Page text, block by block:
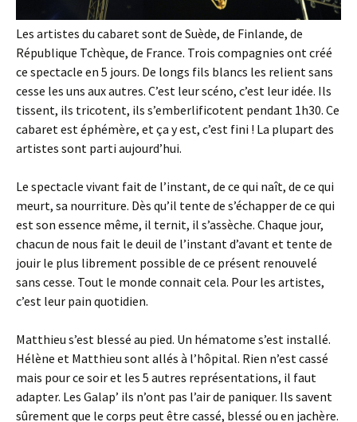
Les artistes du cabaret sont de Suède, de Finlande, de
République Tchèque, de France. Trois compagnies ont créé
ce spectacle en 5 jours. De longs fils blancs les relient sans
cesse les uns aux autres. C’est leur scéno, c’est leur idée. Ils
tissent, ils tricotent, ils s’emberlificotent pendant 1h30. Ce
cabaret est éphémère, et ça y est, c’est fini ! La plupart des
artistes sont parti aujourd’hui.
Le spectacle vivant fait de l’instant, de ce qui naît, de ce qui
meurt, sa nourriture. Dès qu’il tente de s’échapper de ce qui
est son essence même, il ternit, il s’assèche. Chaque jour,
chacun de nous fait le deuil de l’instant d’avant et tente de
jouir le plus librement possible de ce présent renouvelé
sans cesse. Tout le monde connait cela. Pour les artistes,
c’est leur pain quotidien.
Matthieu s’est blessé au pied. Un hématome s’est installé.
Hélène et Matthieu sont allés à l’hôpital. Rien n’est cassé
mais pour ce soir et les 5 autres représentations, il faut
adapter. Les Galap’ ils n’ont pas l’air de paniquer. Ils savent
sûrement que le corps peut être cassé, blessé ou en jachère.